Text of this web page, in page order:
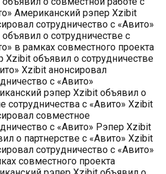
Американский рэпер Xzibit
сотрудничество с «Авито»
о сотрудничестве с
в рамках совместного проекта
Xzibit объявил о сотрудничестве
Xzibit анонсировал
с «Авито»
рэпер Xzibit объявил о
сотрудничества с «Авито» Xzibit
совместное
с «Авито» Рэпер Xzibit
о партнерстве с «Авито» Xzibit
сотрудничество с «Авито»
совместного проекта